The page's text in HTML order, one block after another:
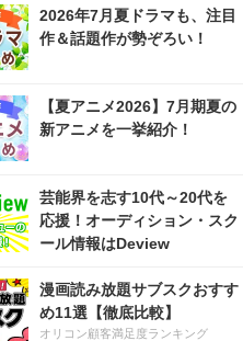
2026年7月夏ドラマも、注目
作＆話題作が勢ぞろい！
【夏アニメ2026】7月期夏の
新アニメを一挙紹介！
芸能界を志す10代～20代を
応援！オーディション・スク
ール情報はDeview
漫画読み放題サブスクおすす
め11選【徹底比較】
オリコン顧客満足度ランキング